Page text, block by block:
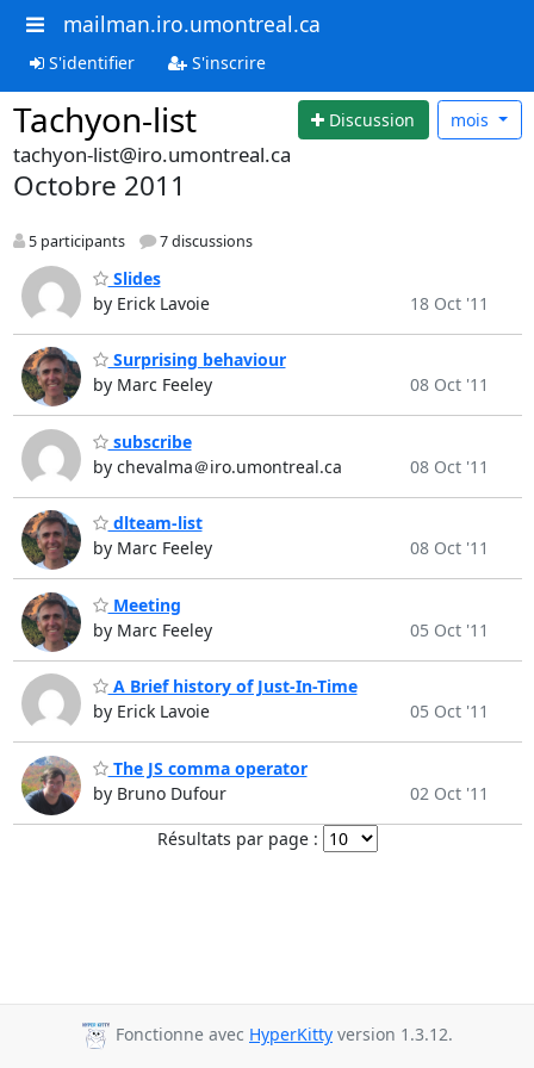
mailman.iro.umontreal.ca
S'identifier S'inscrire
Tachyon-list Discussion mois
tachyon-list@iro.umontreal.ca
Octobre 2011
5 participants 7 discussions
Slides
by Erick Lavoie
18 Oct '11
Surprising behaviour
by Marc Feeley
08 Oct '11
subscribe
by chevalma＠iro.umontreal.ca
08 Oct '11
dlteam-list
by Marc Feeley
08 Oct '11
Meeting
by Marc Feeley
05 Oct '11
A Brief history of Just-In-Time
by Erick Lavoie
05 Oct '11
The JS comma operator
by Bruno Dufour
02 Oct '11
Résultats par page :
Fonctionne avec HyperKitty version 1.3.12.